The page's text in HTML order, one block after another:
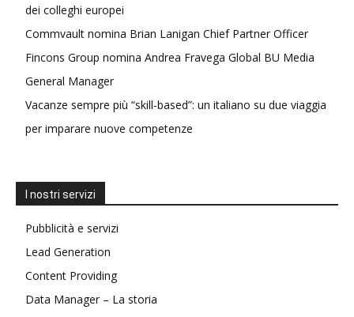
dei colleghi europei
Commvault nomina Brian Lanigan Chief Partner Officer
Fincons Group nomina Andrea Fravega Global BU Media
General Manager
Vacanze sempre più “skill-based”: un italiano su due viaggia
per imparare nuove competenze
I nostri servizi
Pubblicità e servizi
Lead Generation
Content Providing
Data Manager – La storia